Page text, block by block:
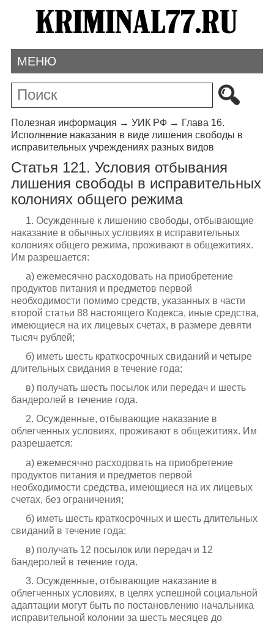
МЕНЮ
Полезная информация → УИК РФ→ Глава 16.
Исполнение наказания в виде лишения свободы в
исправительных учреждениях разных видов
Статья 121. Условия отбывания
лишения свободы в исправительных
колониях общего режима
1. Осужденные к лишению свободы, отбывающие
наказание в обычных условиях в исправительных
колониях общего режима, проживают в общежитиях.
Им разрешается:
а) ежемесячно расходовать на приобретение
продуктов питания и предметов первой
необходимости помимо средств, указанных в части
второй статьи 88 настоящего Кодекса, иные средства,
имеющиеся на их лицевых счетах, в размере девяти
тысяч рублей;
б) иметь шесть краткосрочных свиданий и четыре
длительных свидания в течение года;
в) получать шесть посылок или передач и шесть
бандеролей в течение года.
2. Осужденные, отбывающие наказание в
облегченных условиях, проживают в общежитиях. Им
разрешается:
а) ежемесячно расходовать на приобретение
продуктов питания и предметов первой
необходимости средства, имеющиеся на их лицевых
счетах, без ограничения;
б) иметь шесть краткосрочных и шесть длительных
свиданий в течение года;
в) получать 12 посылок или передач и 12
бандеролей в течение года.
3. Осужденные, отбывающие наказание в
облегченных условиях, в целях успешной социальной
адаптации могут быть по постановлению начальника
исправительной колонии за шесть месяцев до